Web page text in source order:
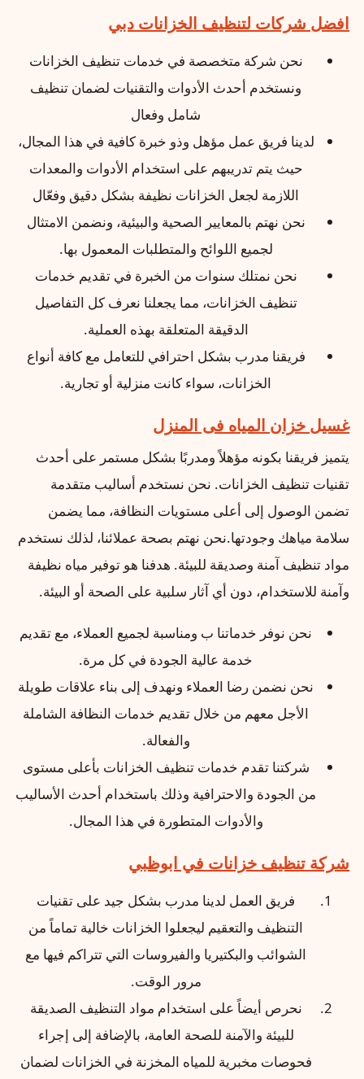
افضل شركات لتنظيف الخزانات دبي
نحن شركة متخصصة في خدمات تنظيف الخزانات
ونستخدم أحدث الأدوات والتقنيات لضمان تنظيف
شامل وفعال
لدينا فريق عمل مؤهل وذو خبرة كافية في هذا المجال،
حيث يتم تدريبهم على استخدام الأدوات والمعدات
اللازمة لجعل الخزانات نظيفة بشكل دقيق وفعّال
نحن نهتم بالمعايير الصحية والبيئية، ونضمن الامتثال
لجميع اللوائح والمتطلبات المعمول بها.
نحن نمتلك سنوات من الخبرة في تقديم خدمات
تنظيف الخزانات، مما يجعلنا نعرف كل التفاصيل
الدقيقة المتعلقة بهذه العملية.
فريقنا مدرب بشكل احترافي للتعامل مع كافة أنواع
الخزانات، سواء كانت منزلية أو تجارية.
غسيل خزان المياه فى المنزل
يتميز فريقنا بكونه مؤهلاً ومدربًا بشكل مستمر على أحدث
تقنيات تنظيف الخزانات. نحن نستخدم أساليب متقدمة
تضمن الوصول إلى أعلى مستويات النظافة، مما يضمن
سلامة مياهك وجودتها.نحن نهتم بصحة عملائنا، لذلك نستخدم
مواد تنظيف آمنة وصديقة للبيئة. هدفنا هو توفير مياه نظيفة
وآمنة للاستخدام، دون أي آثار سلبية على الصحة أو البيئة.
نحن نوفر خدماتنا ب ومناسبة لجميع العملاء، مع تقديم
خدمة عالية الجودة في كل مرة.
نحن نضمن رضا العملاء ونهدف إلى بناء علاقات طويلة
الأجل معهم من خلال تقديم خدمات النظافة الشاملة
والفعالة.
شركتنا تقدم خدمات تنظيف الخزانات بأعلى مستوى
من الجودة والاحترافية وذلك باستخدام أحدث الأساليب
والأدوات المتطورة في هذا المجال.
شركة تنظيف خزانات في ابوظبي
فريق العمل لدينا مدرب بشكل جيد على تقنيات
التنظيف والتعقيم ليجعلوا الخزانات خالية تماماً من
الشوائب والبكتيريا والفيروسات التي تتراكم فيها مع
مرور الوقت.
نحرص أيضاً على استخدام مواد التنظيف الصديقة
للبيئة والآمنة للصحة العامة، بالإضافة إلى إجراء
فحوصات مخبرية للمياه المخزنة في الخزانات لضمان